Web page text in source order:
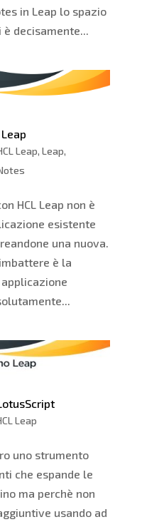
in Leap lo spazio
decisamente...
Leap, Leap,
HCL Leap non è
esistente
una nuova.
è la
Leap
uno strumento
che espande le
ma perchè non
usando ad